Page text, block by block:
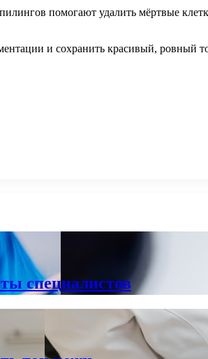
помогают удалить мёртвые
и сохранить красивый, ровный
специалистов